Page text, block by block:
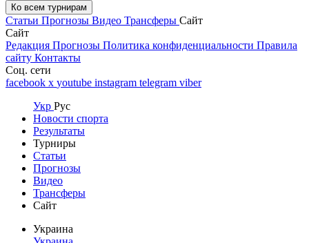
Ко всем турнирам
Статьи Прогнозы Видео Трансферы Сайт
Сайт
Редакция Прогнозы Политика конфиденциальности Правила
сайту Контакты
Соц. сети
facebook x youtube instagram telegram viber
Укр Рус
Новости спорта
Результаты
Турниры
Статьи
Прогнозы
Видео
Трансферы
Сайт
Украина